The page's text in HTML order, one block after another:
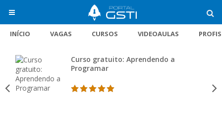
INÍCIO VAGAS CURSOS VIDEOAULAS
Curso gratuito: Aprendendo a
Programar